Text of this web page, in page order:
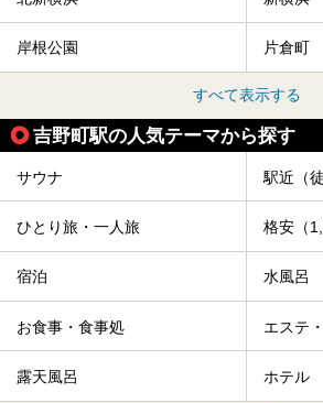
岸根公園 片倉町
すべて表示する
吉野町駅の人気テーマから探す
サウナ 駅近（
ひとり旅・一人旅 格安（
宿泊 水風呂
お食事・食事処 エステ
露天風呂 ホテル